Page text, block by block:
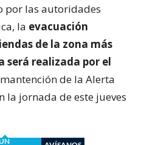
por las autoridades
la evacuación
de la zona más
será realizada por el
de la Alerta
la jornada de este jueves